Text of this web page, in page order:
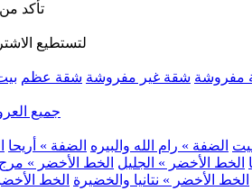
تأكد
لتستطيع
مفروشة شقة غير مفروشة شقة عظم
.. جميع
الضفة » رام الله والبيره الضفة » أريحا
الخط الأخضر » الجليل الخط الأخضر »
الخط الأخضر » نتانيا والخضيرة الخط